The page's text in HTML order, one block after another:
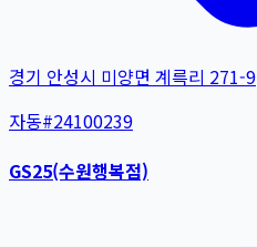
경기 안성시 미양면 계륵리 271-9
자동#24100239
GS25(수원행복점)